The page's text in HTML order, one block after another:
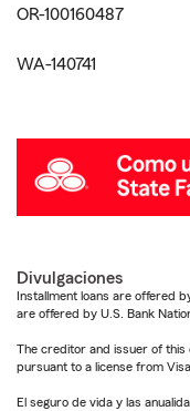
OR-100160487
WA-140741
Divulgaciones
Installment loans are offered
are offered by U.S. Bank
The creditor and issuer of this
pursuant to a license from
El seguro de vida y las